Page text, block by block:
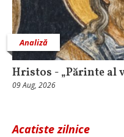
Analiză
Hristos - „Părinte al
09 Aug, 2026
Acatiste zilnice